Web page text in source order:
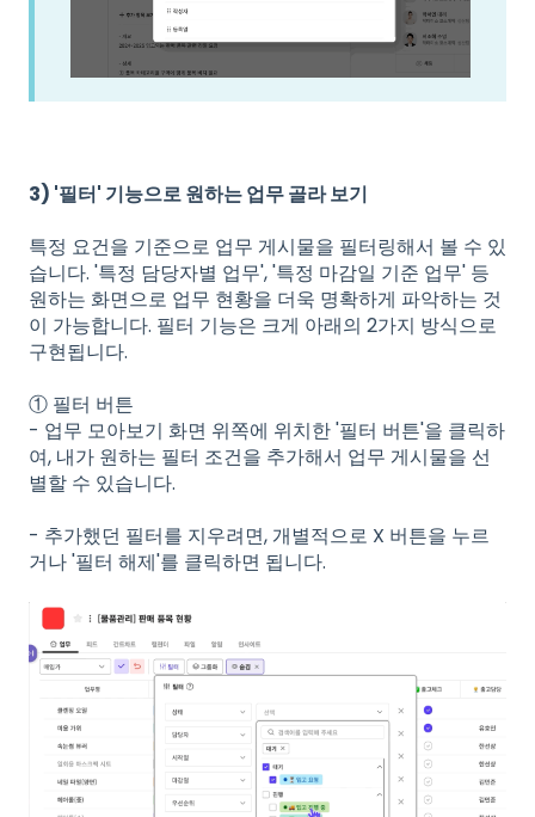
3) '필터' 기능으로 원하는 업무 골라 보기
특정 요건을 기준으로 업무 게시물을 필터링해서 볼 수 있
습니다. '특정 담당자별 업무', '특정 마감일 기준 업무' 등
원하는 화면으로 업무 현황을 더욱 명확하게 파악하는 것
이 가능합니다. 필터 기능은 크게 아래의 2가지 방식으로
구현됩니다.
① 필터 버튼
- 업무 모아보기 화면 위쪽에 위치한 '필터 버튼'을 클릭하
여, 내가 원하는 필터 조건을 추가해서 업무 게시물을 선
별할 수 있습니다.
- 추가했던 필터를 지우려면, 개별적으로 X 버튼을 누르
거나 '필터 해제'를 클릭하면 됩니다.